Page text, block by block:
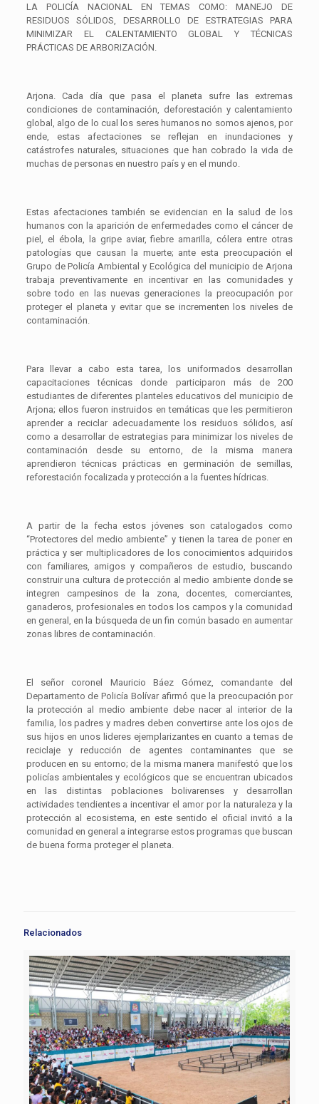
LA POLICÍA NACIONAL EN TEMAS COMO: MANEJO DE
RESIDUOS SÓLIDOS, DESARROLLO DE ESTRATEGIAS PARA
MINIMIZAR EL CALENTAMIENTO GLOBAL Y TÉCNICAS
PRÁCTICAS DE ARBORIZACIÓN.
Arjona. Cada día que pasa el planeta sufre las extremas
condiciones de contaminación, deforestación y calentamiento
global, algo de lo cual los seres humanos no somos ajenos, por
ende, estas afectaciones se reflejan en inundaciones y
catástrofes naturales, situaciones que han cobrado la vida de
muchas de personas en nuestro país y en el mundo.
Estas afectaciones también se evidencian en la salud de los
humanos con la aparición de enfermedades como el cáncer de
piel, el ébola, la gripe aviar, fiebre amarilla, cólera entre otras
patologías que causan la muerte; ante esta preocupación el
Grupo de Policía Ambiental y Ecológica del municipio de Arjona
trabaja preventivamente en incentivar en las comunidades y
sobre todo en las nuevas generaciones la preocupación por
proteger el planeta y evitar que se incrementen los niveles de
contaminación.
Para llevar a cabo esta tarea, los uniformados desarrollan
capacitaciones técnicas donde participaron más de 200
estudiantes de diferentes planteles educativos del municipio de
Arjona; ellos fueron instruidos en temáticas que les permitieron
aprender a reciclar adecuadamente los residuos sólidos, así
como a desarrollar de estrategias para minimizar los niveles de
contaminación desde su entorno, de la misma manera
aprendieron técnicas prácticas en germinación de semillas,
reforestación focalizada y protección a la fuentes hídricas.
A partir de la fecha estos jóvenes son catalogados como
“Protectores del medio ambiente” y tienen la tarea de poner en
práctica y ser multiplicadores de los conocimientos adquiridos
con familiares, amigos y compañeros de estudio, buscando
construir una cultura de protección al medio ambiente donde se
integren campesinos de la zona, docentes, comerciantes,
ganaderos, profesionales en todos los campos y la comunidad
en general, en la búsqueda de un fin común basado en aumentar
zonas libres de contaminación.
El señor coronel Mauricio Báez Gómez, comandante del
Departamento de Policía Bolívar afirmó que la preocupación por
la protección al medio ambiente debe nacer al interior de la
familia, los padres y madres deben convertirse ante los ojos de
sus hijos en unos lideres ejemplarizantes en cuanto a temas de
reciclaje y reducción de agentes contaminantes que se
producen en su entorno; de la misma manera manifestó que los
policías ambientales y ecológicos que se encuentran ubicados
en las distintas poblaciones bolivarenses y desarrollan
actividades tendientes a incentivar el amor por la naturaleza y la
protección al ecosistema, en este sentido el oficial invitó a la
comunidad en general a integrarse estos programas que buscan
de buena forma proteger el planeta.
Relacionados